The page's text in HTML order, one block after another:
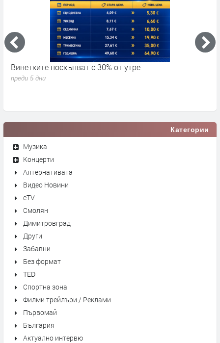
Винетките поскъпват с 30% от утре
преди 5 дни
Категории
Музика
Концерти
Алтернативата
Видео Новини
eTV
Смолян
Димитровград
Други
Забавни
Без формат
TED
Спортна зона
Филми трейлъри / Реклами
Първомай
България
Актуално интервю